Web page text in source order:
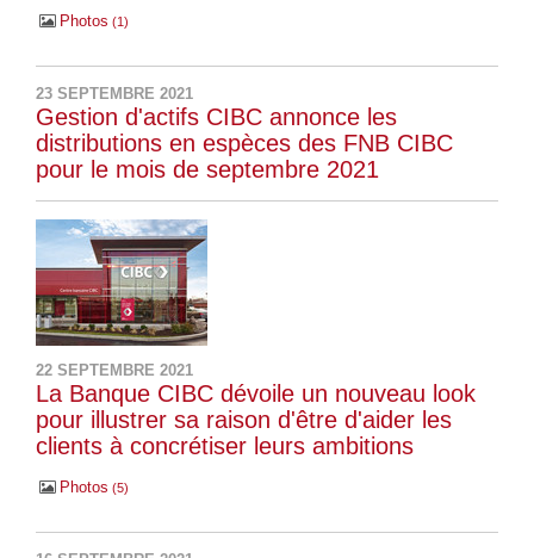
Photos 1
23 SEPTEMBRE 2021
Gestion d'actifs CIBC annonce les
distributions en espèces des FNB CIBC
pour le mois de septembre 2021
22 SEPTEMBRE 2021
La Banque CIBC dévoile un nouveau look
pour illustrer sa raison d'être d'aider les
clients à concrétiser leurs ambitions
Photos 5